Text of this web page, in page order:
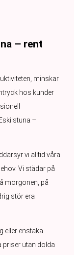
– rent
minskar
hos kunder
–
vi alltid våra
Vi städar på
morgonen, på
stör era
eller enstaka
priser utan dolda